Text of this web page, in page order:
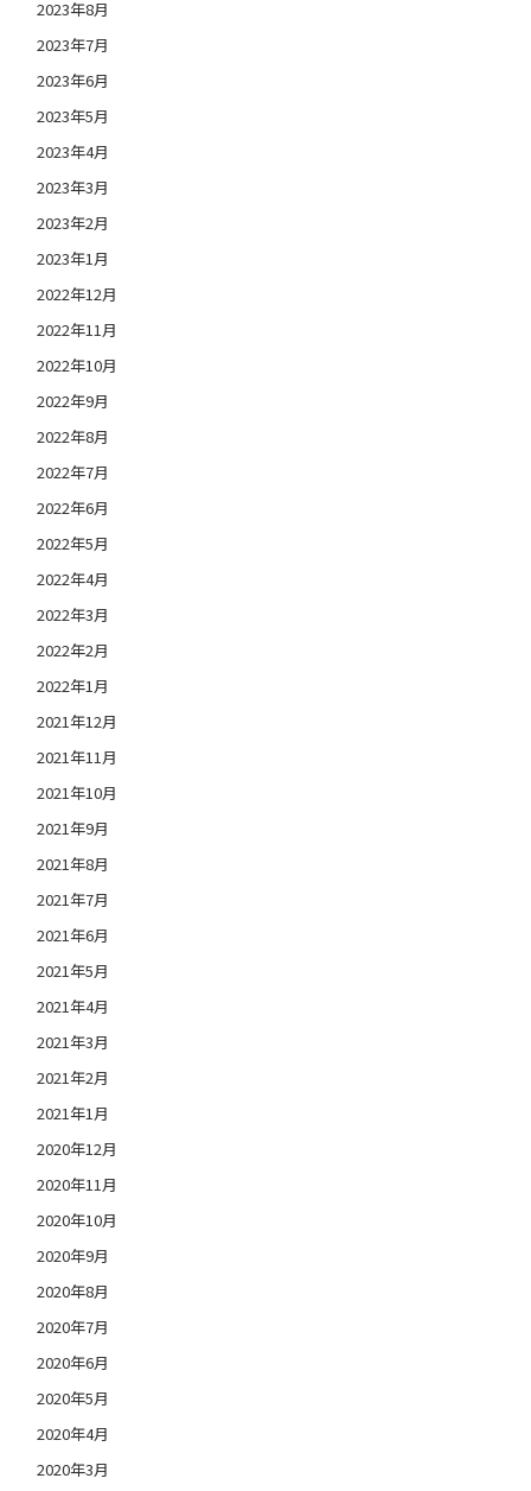
2023年8月
2023年7月
2023年6月
2023年5月
2023年4月
2023年3月
2023年2月
2023年1月
2022年12月
2022年11月
2022年10月
2022年9月
2022年8月
2022年7月
2022年6月
2022年5月
2022年4月
2022年3月
2022年2月
2022年1月
2021年12月
2021年11月
2021年10月
2021年9月
2021年8月
2021年7月
2021年6月
2021年5月
2021年4月
2021年3月
2021年2月
2021年1月
2020年12月
2020年11月
2020年10月
2020年9月
2020年8月
2020年7月
2020年6月
2020年5月
2020年4月
2020年3月